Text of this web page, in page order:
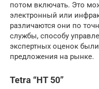
потом включать. Это
электронный или
различаются они по
службы, способу
экспертных оценок
предложения на рынке.
Tetra “HT 50”